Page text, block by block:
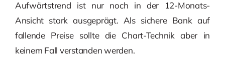
Aufwärtstrend ist nur noch in der 12-Monats-
Ansicht stark ausgeprägt. Als sichere Bank auf
fallende Preise sollte die Chart-Technik aber in
keinem Fall verstanden werden.